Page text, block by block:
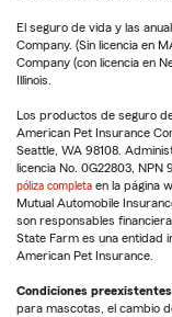
El seguro de vida y las
Company. (Sin licencia en
Company (con licencia en
Illinois.
Los productos de seguro
American Pet Insurance
Seattle, WA 98108.
licencia No. 0G22803, NPN
póliza completa en la página
Mutual Automobile
son responsables
State Farm es una entidad
American Pet Insurance.
Condiciones
para mascotas, el cambio